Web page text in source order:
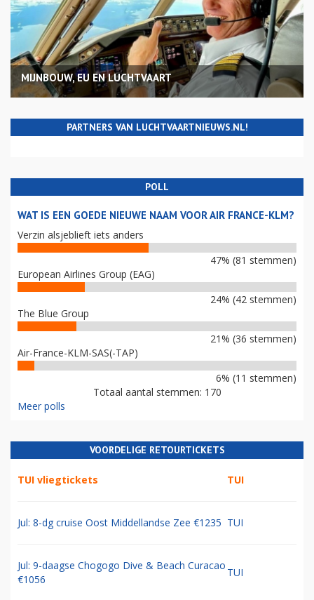
MIJNBOUW, EU EN LUCHTVAART
PARTNERS VAN LUCHTVAARTNIEUWS.NL!
POLL
WAT IS EEN GOEDE NIEUWE NAAM VOOR AIR FRANCE-KLM?
Verzin alsjeblieft iets anders
47% (81 stemmen)
European Airlines Group (EAG)
24% (42 stemmen)
The Blue Group
21% (36 stemmen)
Air-France-KLM-SAS(-TAP)
6% (11 stemmen)
Totaal aantal stemmen: 170
Meer polls
VOORDELIGE RETOURTICKETS
TUI vliegtickets TUI
Jul: 8-dg cruise Oost Middellandse Zee €1235 TUI
Jul: 9-daagse Chogogo Dive & Beach Curacao
€1056
TUI